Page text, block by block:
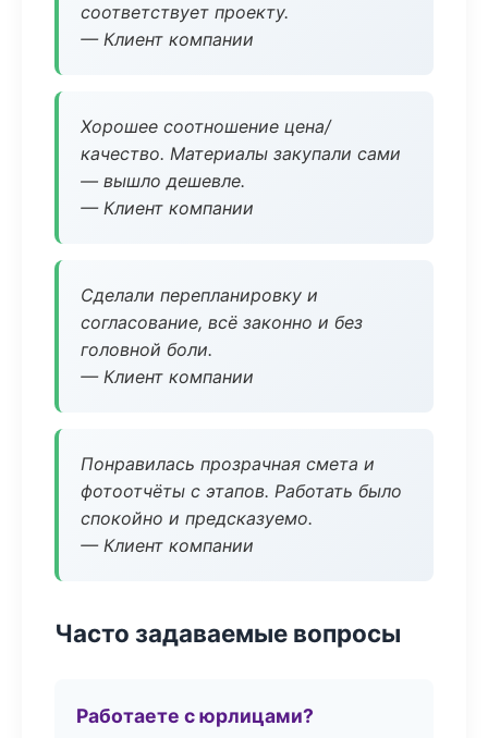
соответствует проекту.
— Клиент компании
Хорошее соотношение цена/
качество. Материалы закупали сами
— вышло дешевле.
— Клиент компании
Сделали перепланировку и
согласование, всё законно и без
головной боли.
— Клиент компании
Понравилась прозрачная смета и
фотоотчёты с этапов. Работать было
спокойно и предсказуемо.
— Клиент компании
Часто задаваемые вопросы
Работаете с юрлицами?